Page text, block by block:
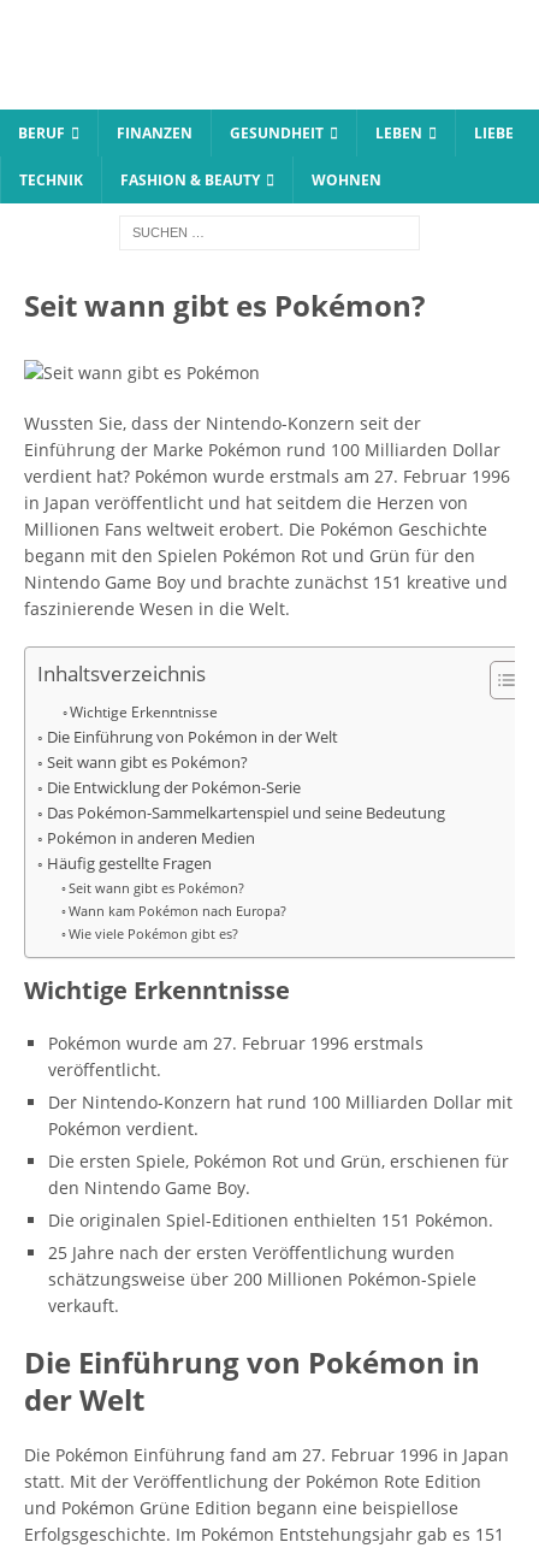
BERUF FINANZEN GESUNDHEIT LEBEN LIEBE
TECHNIK FASHION & BEAUTY WOHNEN
Seit wann gibt es Pokémon?
Wussten Sie, dass der Nintendo-Konzern seit der
Einführung der Marke Pokémon rund 100 Milliarden Dollar
verdient hat? Pokémon wurde erstmals am 27. Februar 1996
in Japan veröffentlicht und hat seitdem die Herzen von
Millionen Fans weltweit erobert. Die Pokémon Geschichte
begann mit den Spielen Pokémon Rot und Grün für den
Nintendo Game Boy und brachte zunächst 151 kreative und
faszinierende Wesen in die Welt.
Inhaltsverzeichnis
Wichtige Erkenntnisse
Die Einführung von Pokémon in der Welt
Seit wann gibt es Pokémon?
Die Entwicklung der Pokémon-Serie
Das Pokémon-Sammelkartenspiel und seine Bedeutung
Pokémon in anderen Medien
Häufig gestellte Fragen
Seit wann gibt es Pokémon?
Wann kam Pokémon nach Europa?
Wie viele Pokémon gibt es?
Wichtige Erkenntnisse
Pokémon wurde am 27. Februar 1996 erstmals
veröffentlicht.
Der Nintendo-Konzern hat rund 100 Milliarden Dollar mit
Pokémon verdient.
Die ersten Spiele, Pokémon Rot und Grün, erschienen für
den Nintendo Game Boy.
Die originalen Spiel-Editionen enthielten 151 Pokémon.
25 Jahre nach der ersten Veröffentlichung wurden
schätzungsweise über 200 Millionen Pokémon-Spiele
verkauft.
Die Einführung von Pokémon in
der Welt
Die Pokémon Einführung fand am 27. Februar 1996 in Japan
statt. Mit der Veröffentlichung der Pokémon Rote Edition
und Pokémon Grüne Edition begann eine beispiellose
Erfolgsgeschichte. Im Pokémon Entstehungsjahr gab es 151